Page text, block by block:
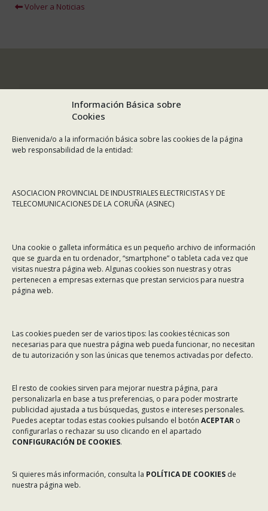
Información Básica sobre
Cookies
Bienvenida/o a la información básica sobre las cookies de la página
web responsabilidad de la entidad:
ASOCIACION PROVINCIAL DE INDUSTRIALES ELECTRICISTAS Y DE
TELECOMUNICACIONES DE LA CORUÑA (ASINEC)
Una cookie o galleta informática es un pequeño archivo de información
que se guarda en tu ordenador, “smartphone” o tableta cada vez que
visitas nuestra página web. Algunas cookies son nuestras y otras
pertenecen a empresas externas que prestan servicios para nuestra
página web.
Las cookies pueden ser de varios tipos: las cookies técnicas son
necesarias para que nuestra página web pueda funcionar, no necesitan
de tu autorización y son las únicas que tenemos activadas por defecto.
El resto de cookies sirven para mejorar nuestra página, para
personalizarla en base a tus preferencias, o para poder mostrarte
publicidad ajustada a tus búsquedas, gustos e intereses personales.
Puedes aceptar todas estas cookies pulsando el botón ACEPTAR o
configurarlas o rechazar su uso clicando en el apartado
CONFIGURACIÓN DE COOKIES.
Si quieres más información, consulta la POLÍTICA DE COOKIES de
nuestra página web.
Volver a Noticias
Dirección: Rafael Alberti 7, 1º C-D. 15008 A Coruña
Teléfono: 981 299 710
Email: asinec@asinec.org
Noticias
Servicios
Asociados
Tablón de Anuncios
Incidencias en Expediente U.F.D.
Contacto